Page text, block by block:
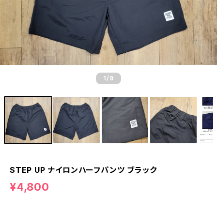
1 /9
STEP UP ナイロンハーフパンツ ブラック
¥4,800